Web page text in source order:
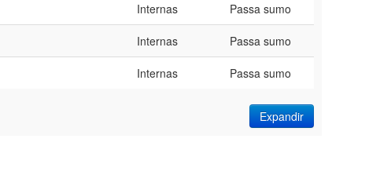
Internas Passa sumo
Internas Passa sumo
Internas Passa sumo
Expandir